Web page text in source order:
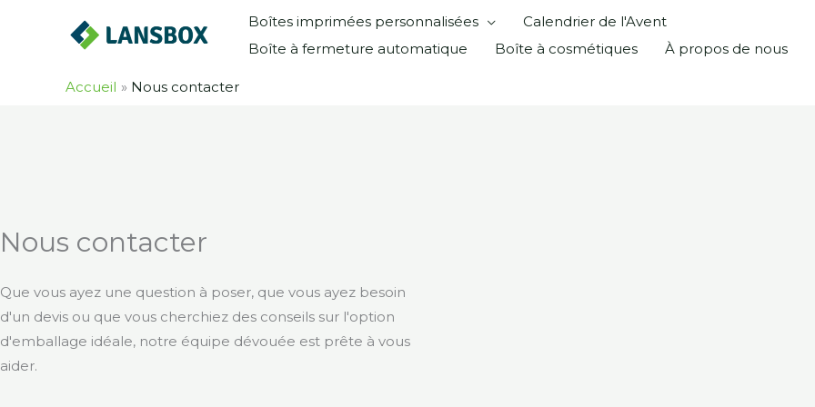
Boîtes imprimées personnalisées
Calendrier de l'Avent
Boîte à fermeture automatique
Boîte à cosmétiques À propos de nous
Accueil Nous contacter
Nous contacter
Que vous ayez une question à poser, que vous ayez besoin
d'un devis ou que vous cherchiez des conseils sur l'option
d'emballage idéale, notre équipe dévouée est prête à vous
aider.